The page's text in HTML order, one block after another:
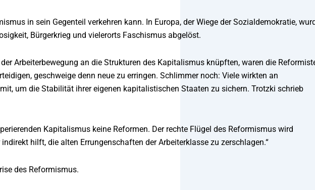
in sein Gegenteil verkehren kann. In Europa, der Wiege der Sozialdemokratie,
Bürgerkrieg und vielerorts Faschismus abgelöst.
Arbeiterbewegung an die Strukturen des Kapitalismus knüpften, waren die
geschweige denn neue zu erringen. Schlimmer noch: Viele wirkten an
um die Stabilität ihrer eigenen kapitalistischen Staaten zu sichern. Trotzki schrieb
Kapitalismus keine Reformen. Der rechte Flügel des Reformismus wird
hilft, die alten Errungenschaften der Arbeiterklasse zu zerschlagen.“
des Reformismus.